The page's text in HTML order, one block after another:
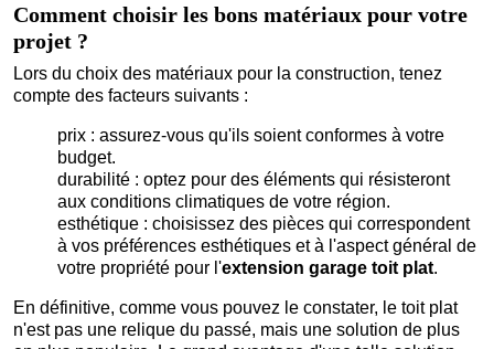
Comment choisir les bons matériaux pour votre
projet ?
Lors du choix des matériaux pour la construction, tenez
compte des facteurs suivants :
prix : assurez-vous qu'ils soient conformes à votre
budget.
durabilité : optez pour des éléments qui résisteront
aux conditions climatiques de votre région.
esthétique : choisissez des pièces qui correspondent
à vos préférences esthétiques et à l'aspect général de
votre propriété pour l'extension garage toit plat.
En définitive, comme vous pouvez le constater, le toit plat
n'est pas une relique du passé, mais une solution de plus